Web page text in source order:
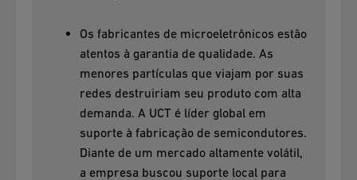
Os fabricantes de microeletrônicos estão
atentos à garantia de qualidade. As
menores partículas que viajam por suas
redes destruiriam seu produto com alta
demanda. A UCT é líder global em
suporte à fabricação de semicondutores.
Diante de um mercado altamente volátil,
a empresa buscou suporte local para